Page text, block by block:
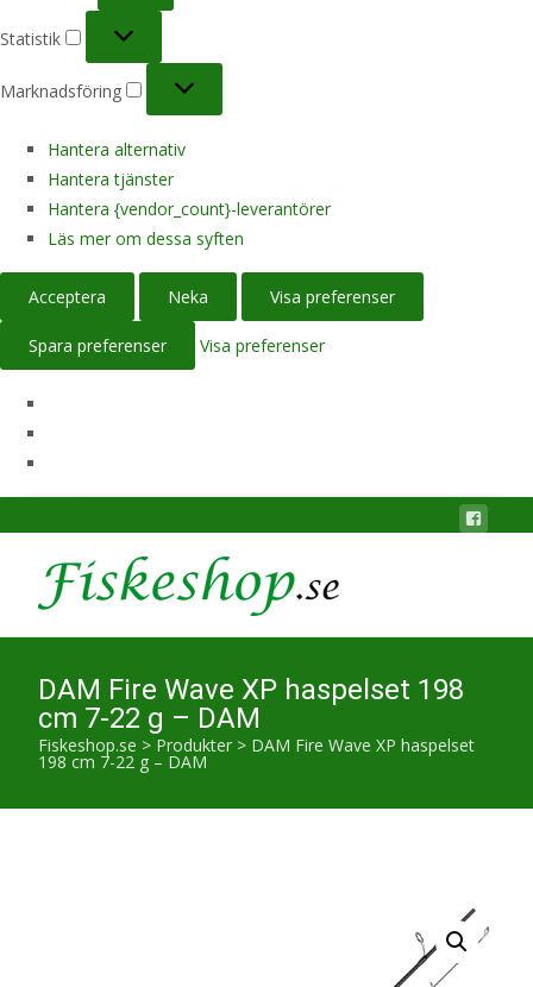
Statistik
Marknadsföring
Hantera alternativ
Hantera tjänster
Hantera {vendor_count}-leverantörer
Läs mer om dessa syften
Acceptera Neka Visa preferenser
Spara preferenser Visa preferenser
DAM Fire Wave XP haspelset 198
cm 7-22 g – DAM
Fiskeshop.se > Produkter > DAM Fire Wave XP haspelset
198 cm 7-22 g – DAM